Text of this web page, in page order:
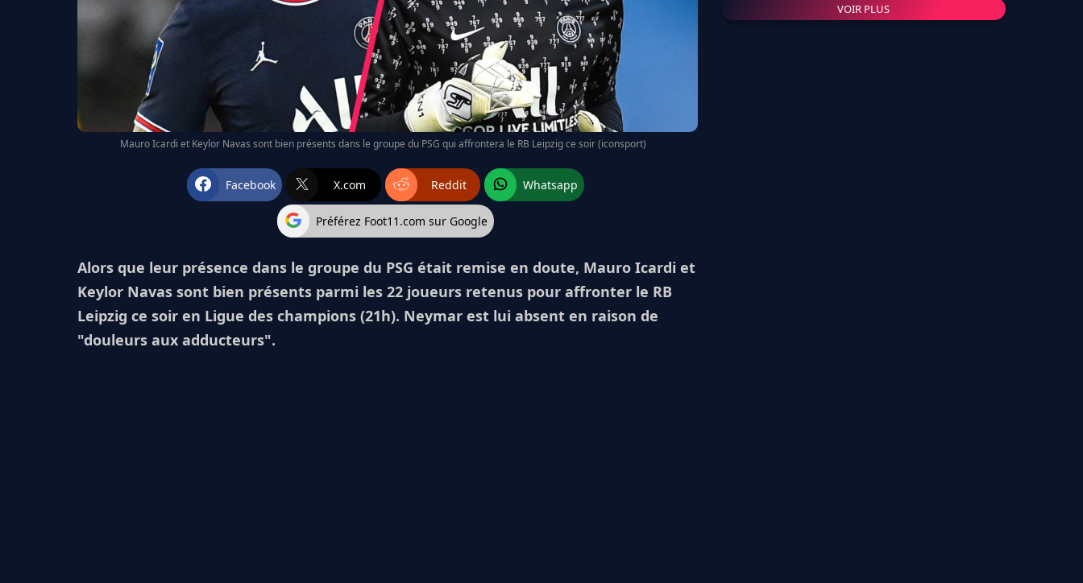
Mauro Icardi et Keylor Navas sont bien présents dans le groupe du PSG qui affrontera le RB Leipzig ce soir (iconsport)
Facebook X.com Reddit Whatsapp
Préférez Foot11.com sur Google
Alors que leur présence dans le groupe du PSG était remise en doute, Mauro Icardi et
Keylor Navas sont bien présents parmi les 22 joueurs retenus pour affronter le RB
Leipzig ce soir en Ligue des champions (21h). Neymar est lui absent en raison de
"douleurs aux adducteurs".
VOIR PLUS